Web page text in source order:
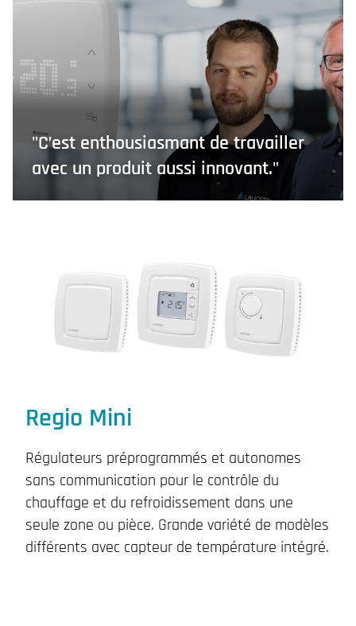
"C’est enthousiasmant de travailler
avec un produit aussi innovant."
Regio Mini
Régulateurs préprogrammés et autonomes
sans communication pour le contrôle du
chauffage et du refroidissement dans une
seule zone ou pièce. Grande variété de modèles
différents avec capteur de température intégré.